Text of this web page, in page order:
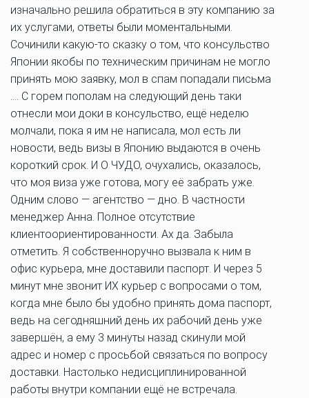
изначально решила обратиться в эту компанию за
их услугами, ответы были моментальными.
Сочинили какую-то сказку о том, что консульство
Японии якобы по техническим причинам не могло
принять мою заявку, мол в спам попадали письма
…. С горем пополам на следующий день таки
отнесли мои доки в консульство, ещё неделю
молчали, пока я им не написала, мол есть ли
новости, ведь визы в Японию выдаются в очень
короткий срок. И О ЧУДО, очухались, оказалось,
что моя виза уже готова, могу её забрать уже.
Одним слово — агентство — дно. В частности
менеджер Анна. Полное отсутствие
клиентоориентированности. Ах да. Забыла
отметить. Я собственноручно вызвала к ним в
офис курьера, мне доставили паспорт. И через 5
минут мне звонит ИХ курьер с вопросами о том,
когда мне было бы удобно принять дома паспорт,
ведь на сегодняшний день их рабочий день уже
завершён, а ему 3 минуты назад скинули мой
адрес и номер с просьбой связаться по вопросу
доставки. Настолько недисциплинированной
работы внутри компании ещё не встречала.